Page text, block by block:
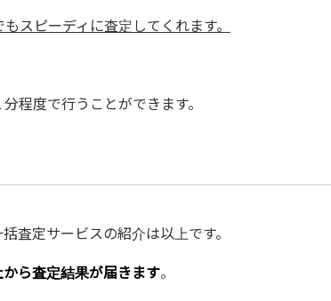
スピーディに査定してくれます。
程度で行うことができます。
査定サービスの紹介は以上です。
ら査定結果が届きます。